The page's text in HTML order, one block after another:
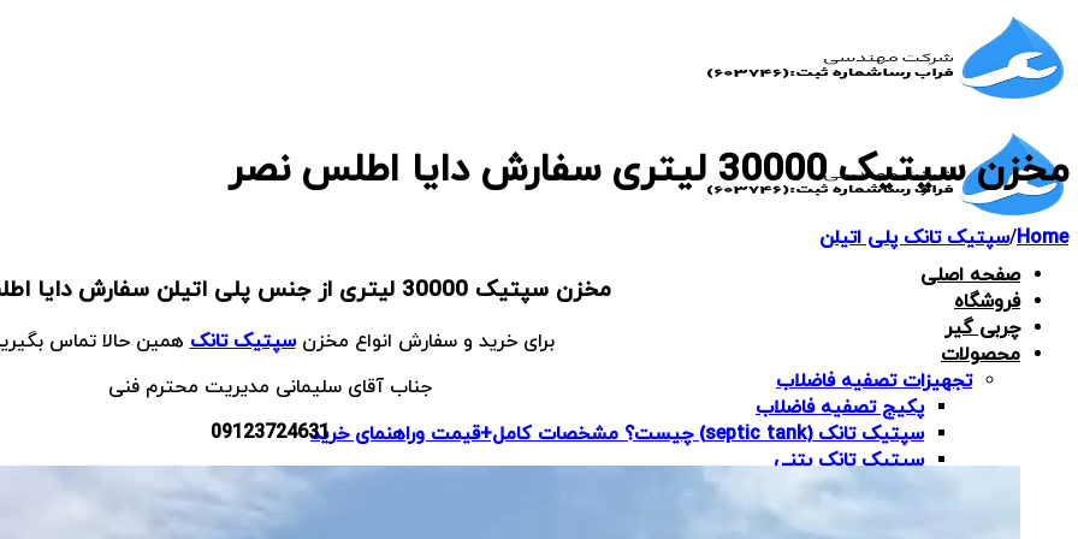
to
content
صفحه اصلی
فروشگاه
چربی گیر
محصولات
تجهیزات تصفیه فاضلاب
پکیج تصفیه فاضلاب
سپتیک تانک (septic tank) چیست؟ مشخصات کامل+قیمت وراهنمای خرید
سپتیک تانک بتنی
سپتیک تانک پلی اتیلن
سپتیک تانک فایبرگلاس
مخزن سپتیک 30000 لیتری سفارش دایا اطلس نصر
Home
/سپتیک تانک پلی اتیلن
مخزن سپتیک 30000 لیتری از جنس پلی اتیلن سفارش دایا اطلس نصر
برای خرید و سفارش انواع مخزنسپتیک تانکهمین حالا تماس
جناب آقای سلیمانی مدیریت محترم فنی
09123724631